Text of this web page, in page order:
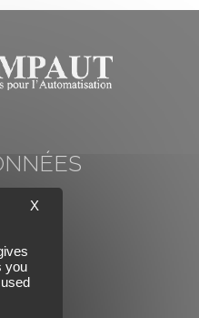
57 07 91
X
you